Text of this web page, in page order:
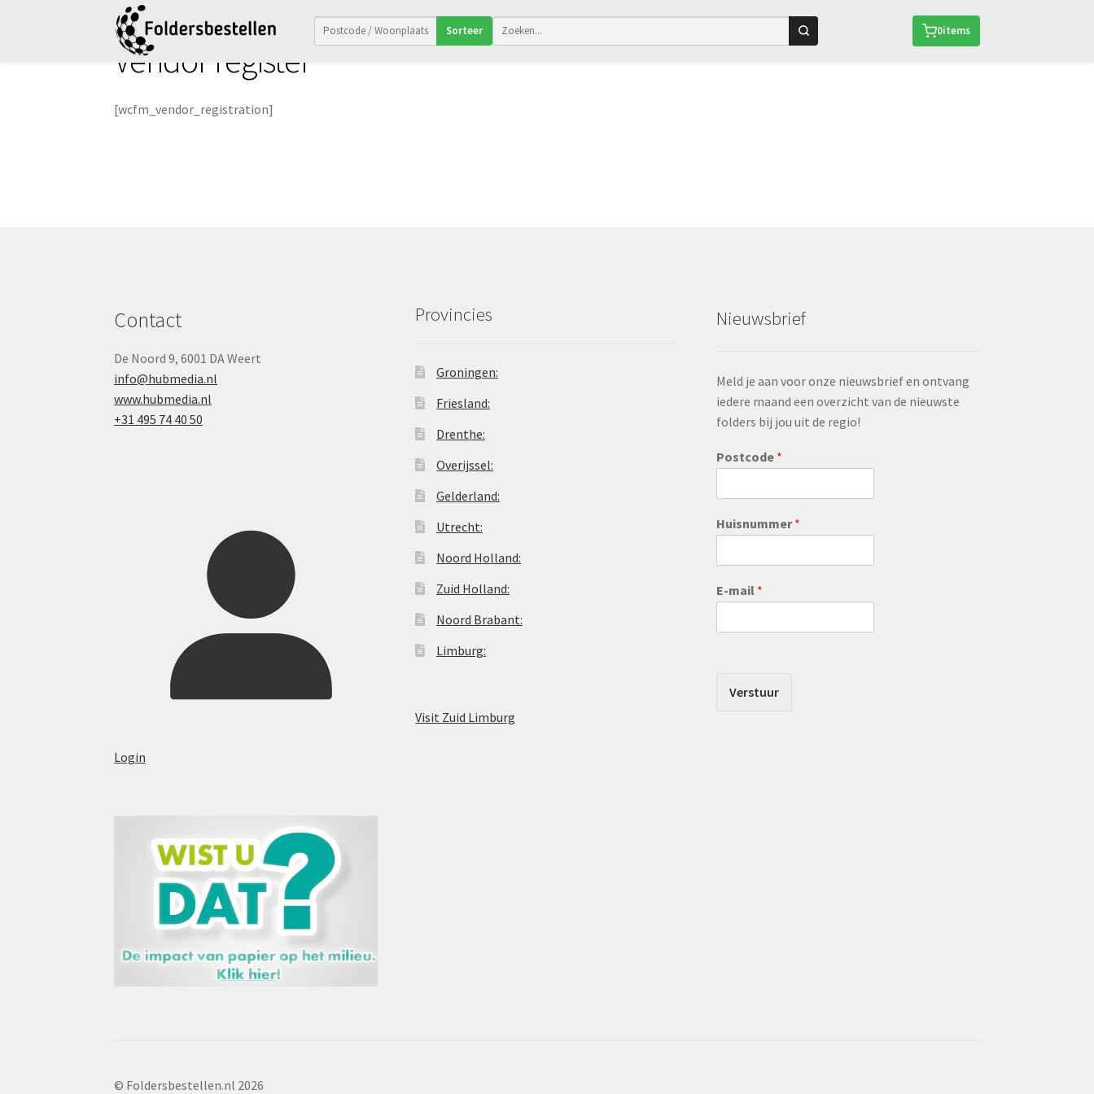
Ga
door
navigatie
Ga
naar
inhoud
Sorteer 0items
Vendor register
[wcfm_vendor_registration]
Contact
De Noord 9, 6001 DA Weert
info@hubmedia.nl
www.hubmedia.nl
+31 495 74 40 50
Login
Provincies
Groningen:
Friesland:
Drenthe:
Overijssel:
Gelderland:
Utrecht:
Noord Holland:
Zuid Holland:
Noord Brabant:
Limburg:
Visit Zuid Limburg
Nieuwsbrief
Meld je aan voor onze nieuwsbrief en ontvang
iedere maand een overzicht van de nieuwste
folders bij jou uit de regio!
Postcode *
Huisnummer*
E-mail *
Verstuur
© Foldersbestellen.nl 2026